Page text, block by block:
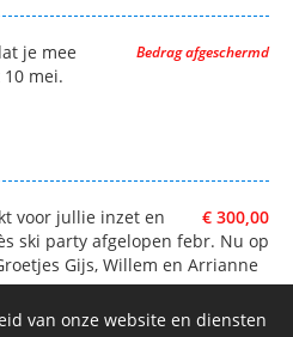
Bedrag afgeschermd
je mee
mei.
€ 300,00
voor jullie inzet en
ski party afgelopen febr. Nu op
Gijs, Willem en Arrianne
van onze website en diensten